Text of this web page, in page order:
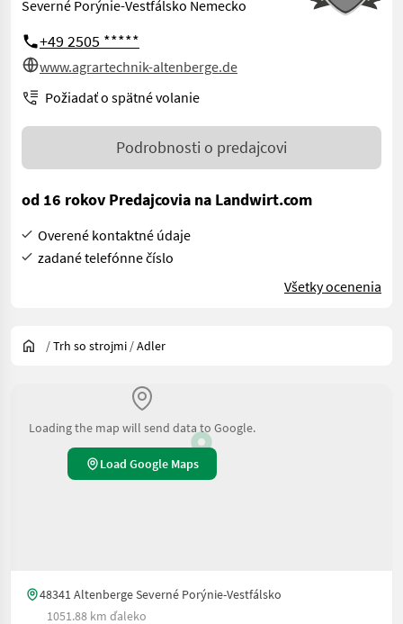
Severné Porýnie-Vestfálsko Nemecko
+49 2505 *****
www.agrartechnik-altenberge.de
Požiadať o spätné volanie
Podrobnosti o predajcovi
od 16 rokov Predajcovia na Landwirt.com
Overené kontaktné údaje
zadané telefónne číslo
Všetky ocenenia
/Trh so strojmi /Adler
Loading the map will send data to Google.
Load Google Maps
48341 Altenberge Severné Porýnie-Vestfálsko
1051.88 km ďaleko